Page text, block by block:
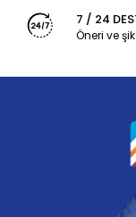
7 / 24
Öneri ve